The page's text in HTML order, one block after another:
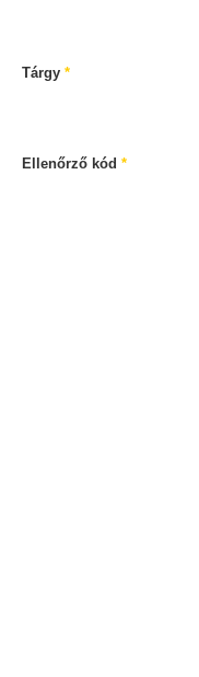
Tárgy *
Ellenőrző kód *